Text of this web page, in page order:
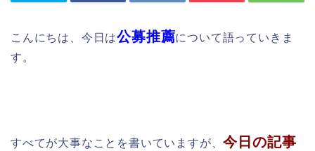
こんにちは、今日は公募推薦について語っていきま
す。
すべてが大事なことを書いていますが、今日の記事